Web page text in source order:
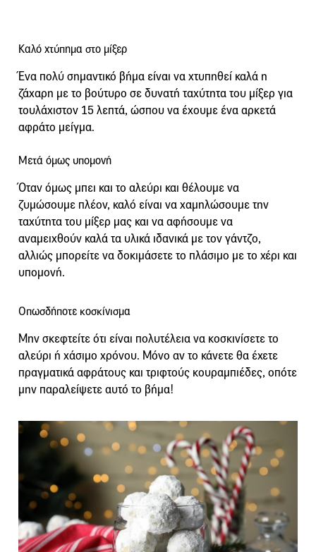
Καλό χτύπημα στο μίξερ
Ένα πολύ σημαντικό βήμα είναι να χτυπηθεί καλά η
ζάχαρη με το βούτυρο σε δυνατή ταχύτητα του μίξερ για
τουλάχιστον 15 λεπτά, ώσπου να έχουμε ένα αρκετά
αφράτο μείγμα.
Μετά όμως υπομονή
Όταν όμως μπει και το αλεύρι και θέλουμε να
ζυμώσουμε πλέον, καλό είναι να χαμηλώσουμε την
ταχύτητα του μίξερ μας και να αφήσουμε να
αναμειχθούν καλά τα υλικά ιδανικά με τον γάντζο,
αλλιώς μπορείτε να δοκιμάσετε το πλάσιμο με το χέρι και
υπομονή.
Οπωσδήποτε κοσκίνισμα
Μην σκεφτείτε ότι είναι πολυτέλεια να κοσκινίσετε το
αλεύρι ή χάσιμο χρόνου. Μόνο αν το κάνετε θα έχετε
πραγματικά αφράτους και τριφτούς κουραμπιέδες, οπότε
μην παραλείψετε αυτό το βήμα!